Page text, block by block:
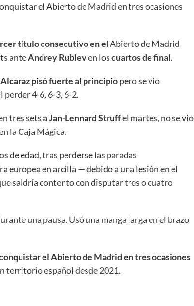
el Abierto de Madrid en tres ocasiones
título consecutivo en elAbierto de Madrid
anteAndrey Rubleven loscuartos de final.
Alcaraz pisó fuerte al principiopero se vio
perder 4-6, 6-3, 6-2.
tres sets aJan-Lennard Struffel martes, no se vio
la Caja Mágica.
de edad, tras perderse las paradas
europea en arcilla — debido a una lesión en el
saldría contento con disputar tres o cuatro
una pausa. Usó una manga larga en el brazo
el Abierto de Madrid en tres ocasiones
territorio español desde 2021.